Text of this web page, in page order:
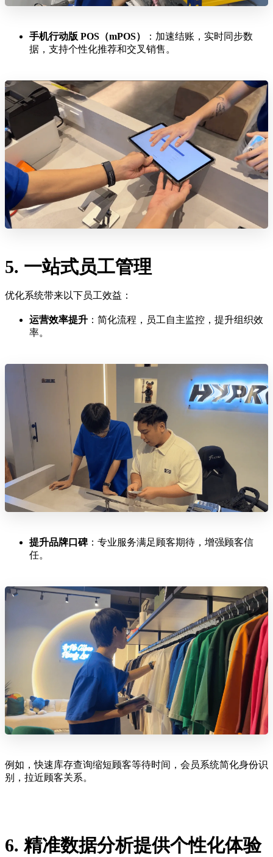
手机行动版 POS（mPOS）
：加速结账，实时同步数
据，支持个性化推荐和交叉销售。
5. 一站式员工管理
优化系统带来以下员工效益：
运营效率提升 ：简化流程，员工自主监控，提升组织效
率。
提升品牌口碑：专业服务满足顾客期待，增强顾客信
任。
例如，快速库存查询缩短顾客等待时间，会员系统简化身份识
别，拉近顾客关系。
6. 精准数据分析提供个性化体验